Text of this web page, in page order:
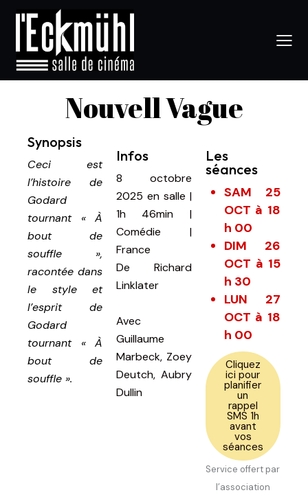
Nouvell Vague
Synopsis
Ceci est
l’histoire de
Godard
tournant « À
bout de
souffle »,
racontée dans
le style et
l’esprit de
Godard
tournant « À
bout de
souffle ».
Infos
8 octobre
2025en salle |
1h 46min |
Comédie |
France
De Richard
Linklater
Avec
Guillaume
Marbeck, Zoey
Deutch, Aubry
Dullin
Les
séances
SAM 25
OCT à 18
h 00
DIM 26
OCT à 15
h 30
LUN 27
OCT à 18
h 00
Cliquez
ici pour
planifier
un
rappel
SMS 1h
avant
vos
séances
Service offert par
l’association